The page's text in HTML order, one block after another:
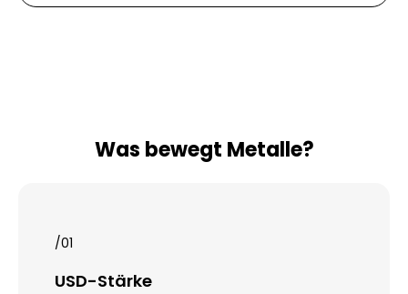
Was bewegt Metalle?
/01
USD-Stärke